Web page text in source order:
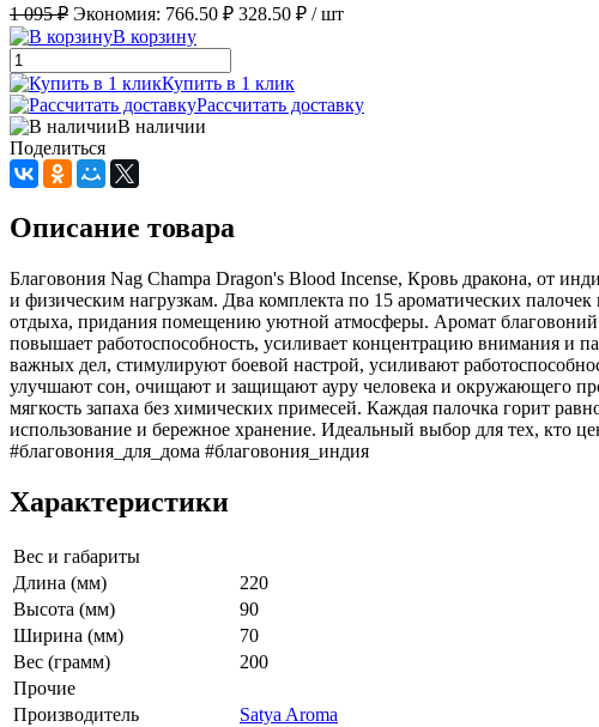
1 095 ₽ Экономия: 766.50 ₽ 328.50 ₽ / шт
В корзину
Купить в 1 клик
Рассчитать доставку
В наличии
Поделиться
Описание товара
Благовония Nag Champa Dragon's Blood Incense, Кровь дракона, от
и физическим нагрузкам. Два комплекта по 15 ароматических
отдыха, придания помещению уютной атмосферы. Аромат благовоний
повышает работоспособность, усиливает концентрацию внимания
важных дел, стимулируют боевой настрой, усиливают
улучшают сон, очищают и защищают ауру человека и окружающего
мягкость запаха без химических примесей. Каждая палочка горит
использование и бережное хранение. Идеальный выбор для тех, кто
#благовония_для_дома #благовония_индия
Характеристики
Вес и габариты
Длина (мм)
220
Высота (мм)
90
Ширина (мм)
70
Вес (грамм)
200
Прочие
Производитель
Satya Aroma